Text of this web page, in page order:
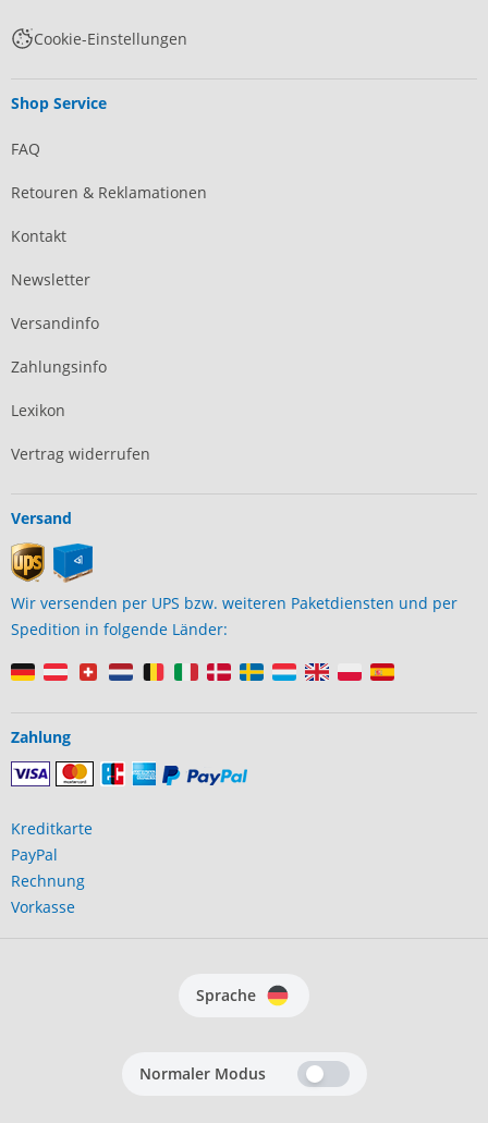
Cookie-Einstellungen
Shop Service
FAQ
Retouren & Reklamationen
Kontakt
Newsletter
Versandinfo
Zahlungsinfo
Lexikon
Vertrag widerrufen
Versand
Wir versenden per UPS bzw. weiteren Paketdiensten und per
Spedition in folgende Länder:
Zahlung
Kreditkarte
PayPal
Rechnung
Vorkasse
Sprache
Normaler Modus